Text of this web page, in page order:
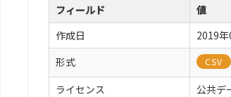
フィールド
値
作成日
2019
形式
CSV
ライセンス 公共デ